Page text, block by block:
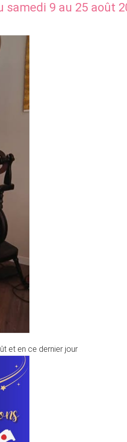
samedi 9 au 25 août
et en ce dernier jour